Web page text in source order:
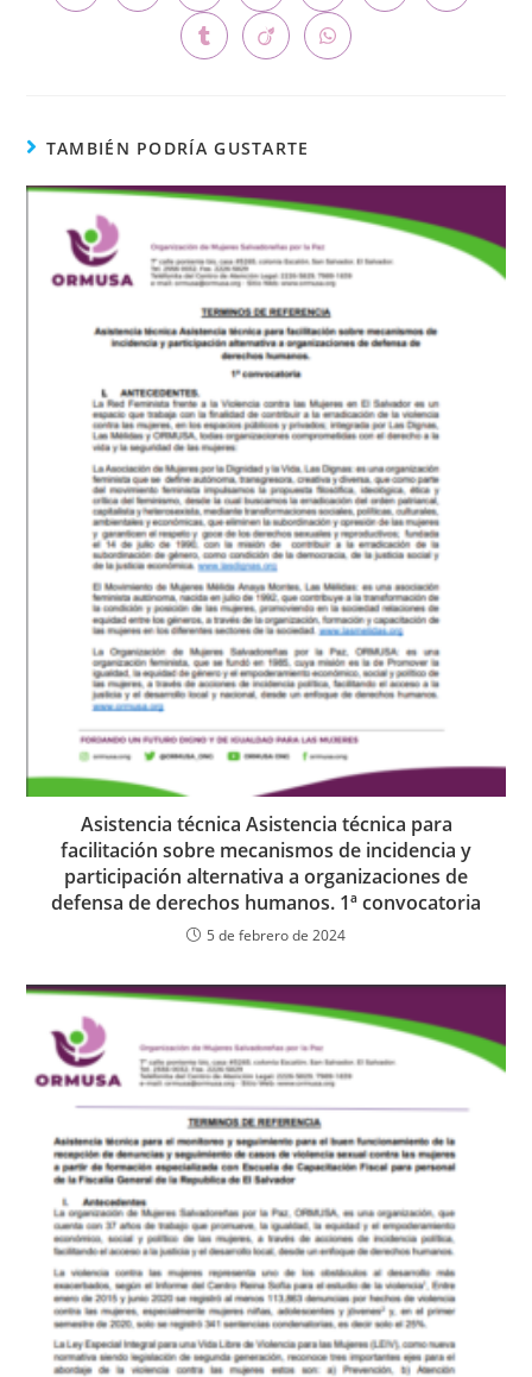
TAMBIÉN PODRÍA GUSTARTE
Asistencia técnica Asistencia técnica para
facilitación sobre mecanismos de incidencia y
participación alternativa a organizaciones de
defensa de derechos humanos. 1ª convocatoria
5 de febrero de 2024